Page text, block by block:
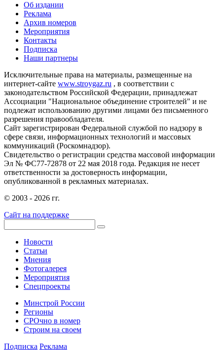
Об издании
Реклама
Архив номеров
Мероприятия
Контакты
Подписка
Наши партнеры
Исключительные права на материалы, размещенные на
интернет-сайте www.stroygaz.ru , в соответствии с
законодательством Российской Федерации, принадлежат
Ассоциации "Национальное объединение строителей" и не
подлежат использованию другими лицами без письменного
разрешения правообладателя.
Сайт зарегистрирован Федеральной службой по надзору в
сфере связи, информационных технологий и массовых
коммуникаций (Роскомнадзор).
Свидетельство о регистрации средства массовой информации
Эл № ФС77-72878 от 22 мая 2018 года. Редакция не несет
ответственности за достоверность информации,
опубликованной в рекламных материалах.
© 2003 - 2026 гг.
Сайт на поддержке
Новости
Статьи
Мнения
Фотогалерея
Мероприятия
Спецпроекты
Минстрой России
Регионы
СРОчно в номер
Строим на своем
Подписка Реклама